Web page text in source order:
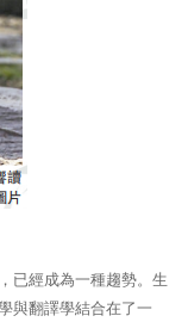
已經成為一種趨勢。生
與翻譯學結合在了一